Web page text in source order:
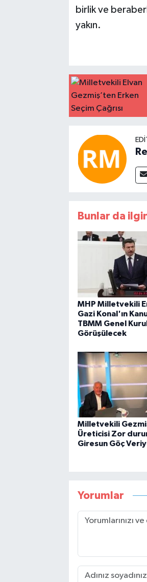
birlik ve
yakın.
Bunlar da
MHP Milletvekili
Gazi Konal'ın
TBMM Genel
Görüşülecek
Milletvekili
Üreticisi Zor
Giresun Göç
Yorumlar